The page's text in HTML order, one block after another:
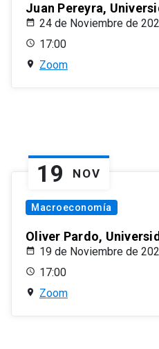
Juan Pereyra,
24 de Noviembre de
17:00
Zoom
19 NOV
Macroeconomía
Oliver Pardo,
19 de Noviembre de
17:00
Zoom